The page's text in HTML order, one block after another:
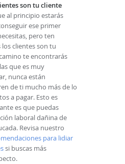
son tu cliente
al principio estarás
ese primer
pero ten
clientes son tu
te encontrarás
que es muy
nunca están
de ti mucho más de lo
a pagar. Esto es
es que puedas
laboral dañina de
Revisa nuestro
para lidiar
si buscas más